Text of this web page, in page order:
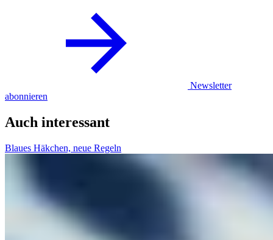
Newsletter
abonnieren
Auch interessant
Blaues Häkchen, neue Regeln